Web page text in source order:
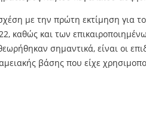
με την πρώτη εκτίμηση για
και των
σημαντικά, είναι οι
βάσης που είχε